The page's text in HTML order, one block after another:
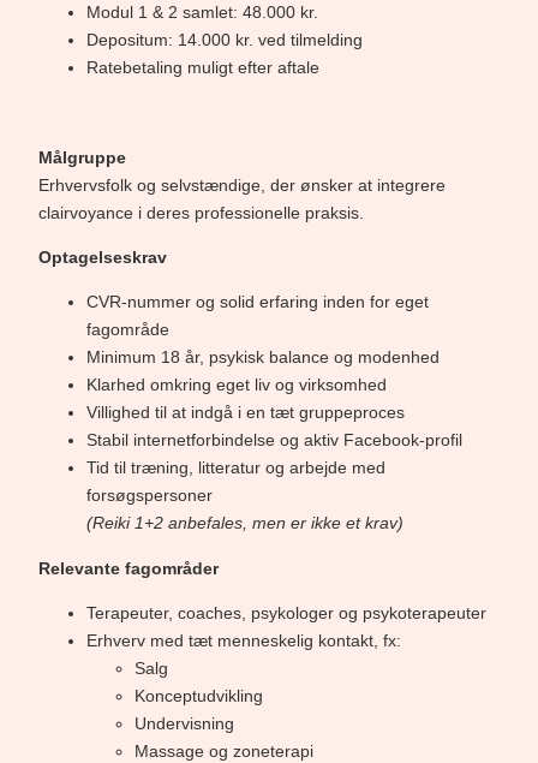
Modul 1 & 2 samlet: 48.000 kr.
Depositum: 14.000 kr. ved tilmelding
Ratebetaling muligt efter aftale
Målgruppe
Erhvervsfolk og selvstændige, der ønsker at integrere
clairvoyance i deres professionelle praksis.
Optagelseskrav
CVR-nummer og solid erfaring inden for eget
fagområde
Minimum 18 år, psykisk balance og modenhed
Klarhed omkring eget liv og virksomhed
Villighed til at indgå i en tæt gruppeproces
Stabil internetforbindelse og aktiv Facebook-profil
Tid til træning, litteratur og arbejde med
forsøgspersoner
(Reiki 1+2 anbefales, men er ikke et krav)
Relevante fagområder
Terapeuter, coaches, psykologer og psykoterapeuter
Erhverv med tæt menneskelig kontakt, fx:
Salg
Konceptudvikling
Undervisning
Massage og zoneterapi